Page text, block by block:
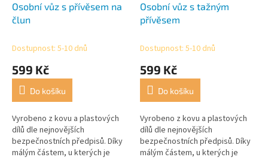
Osobní vůz s přívěsem na
člun
Dostupnost: 5-10 dnů
599 Kč
Do košíku
Vyrobeno z kovu a plastových
dílů dle nejnovějších
bezpečnostních předpisů. Díky
málým částem, u kterých je
Osobní vůz s tažným
přívěsem
Dostupnost: 5-10 dnů
599 Kč
Do košíku
Vyrobeno z kovu a plastových
dílů dle nejnovějších
bezpečnostních předpisů. Díky
málým částem, u kterých je